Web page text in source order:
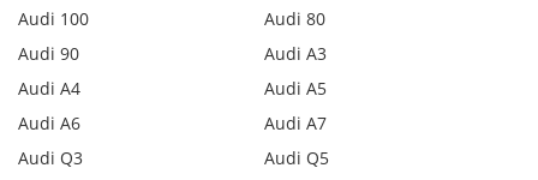
Audi 100
Audi 80
Audi 90
Audi A3
Audi A4
Audi A5
Audi A6
Audi A7
Audi Q3
Audi Q5